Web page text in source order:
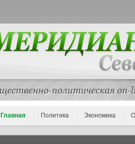
Главная Политика Экономика